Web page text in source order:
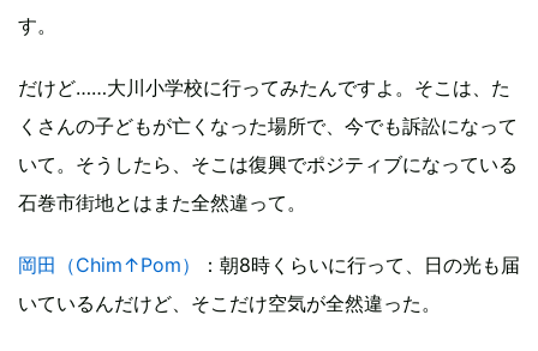
す。
だけど……大川小学校に行ってみたんですよ。そこは、た
くさんの子どもが亡くなった場所で、今でも訴訟になって
いて。そうしたら、そこは復興でポジティブになっている
石巻市街地とはまた全然違って。
岡田（Chim↑Pom）
：朝8時くらいに行って、日の光も届
いているんだけど、そこだけ空気が全然違った。